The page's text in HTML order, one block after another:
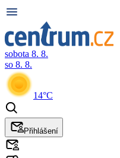
sobota 8. 8.
so 8. 8.
14°C
Přihlášení